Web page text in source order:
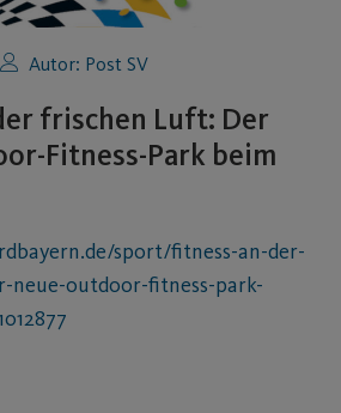
Autor: Post SV
frischen Luft: Der
Fitness-Park beim
sport/fitness-an-der-
neue-outdoor-fitness-park-